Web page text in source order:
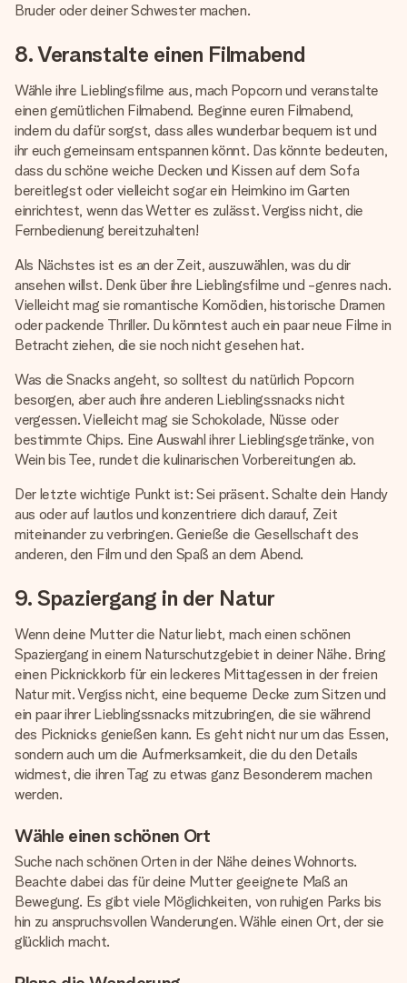
Bruder oder deiner Schwester machen.
8. Veranstalte einen Filmabend
Wähle ihre Lieblingsfilme aus, mach Popcorn und veranstalte
einen gemütlichen Filmabend. Beginne euren Filmabend,
indem du dafür sorgst, dass alles wunderbar bequem ist und
ihr euch gemeinsam entspannen könnt. Das könnte bedeuten,
dass du schöne weiche Decken und Kissen auf dem Sofa
bereitlegst oder vielleicht sogar ein Heimkino im Garten
einrichtest, wenn das Wetter es zulässt. Vergiss nicht, die
Fernbedienung bereitzuhalten!
Als Nächstes ist es an der Zeit, auszuwählen, was du dir
ansehen willst. Denk über ihre Lieblingsfilme und -genres nach.
Vielleicht mag sie romantische Komödien, historische Dramen
oder packende Thriller. Du könntest auch ein paar neue Filme in
Betracht ziehen, die sie noch nicht gesehen hat.
Was die Snacks angeht, so solltest du natürlich Popcorn
besorgen, aber auch ihre anderen Lieblingssnacks nicht
vergessen. Vielleicht mag sie Schokolade, Nüsse oder
bestimmte Chips. Eine Auswahl ihrer Lieblingsgetränke, von
Wein bis Tee, rundet die kulinarischen Vorbereitungen ab.
Der letzte wichtige Punkt ist: Sei präsent. Schalte dein Handy
aus oder auf lautlos und konzentriere dich darauf, Zeit
miteinander zu verbringen. Genieße die Gesellschaft des
anderen, den Film und den Spaß an dem Abend.
9. Spaziergang in der Natur
Wenn deine Mutter die Natur liebt, mach einen schönen
Spaziergang in einem Naturschutzgebiet in deiner Nähe. Bring
einen Picknickkorb für ein leckeres Mittagessen in der freien
Natur mit. Vergiss nicht, eine bequeme Decke zum Sitzen und
ein paar ihrer Lieblingssnacks mitzubringen, die sie während
des Picknicks genießen kann. Es geht nicht nur um das Essen,
sondern auch um die Aufmerksamkeit, die du den Details
widmest, die ihren Tag zu etwas ganz Besonderem machen
werden.
Wähle einen schönen Ort
Suche nach schönen Orten in der Nähe deines Wohnorts.
Beachte dabei das für deine Mutter geeignete Maß an
Bewegung. Es gibt viele Möglichkeiten, von ruhigen Parks bis
hin zu anspruchsvollen Wanderungen. Wähle einen Ort, der sie
glücklich macht.